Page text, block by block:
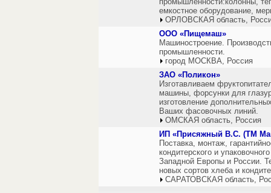
емкостное оборудование,
ОРЛОВСКАЯ область,
ООО «Пищемаш»
Машиностроение.
промышленности.
город МОСКВА, Россия
ЗАО «Поликон»
Изготавливаем
машины, форсунки для
изготовление
Ваших фасовочных линий.
ОМСКАЯ область, Россия
ИП «Присяжный В.С. (ТМ
Поставка, монтаж,
кондитерского и
Западной Европы и России.
новых сортов хлеба и
САРАТОВСКАЯ область,